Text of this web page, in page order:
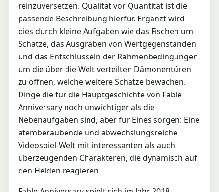
reinzuversetzen. Qualität vor Quantität ist die
passende Beschreibung hierfür. Ergänzt wird
dies durch kleine Aufgaben wie das Fischen um
Schätze, das Ausgraben von Wertgegenständen
und das Entschlüsseln der Rahmenbedingungen
um die über die Welt verteilten Dämonentüren
zu öffnen, welche weitere Schätze bewachen.
Dinge die für die Hauptgeschichte von Fable
Anniversary noch unwichtiger als die
Nebenaufgaben sind, aber für Eines sorgen: Eine
atemberaubende und abwechslungsreiche
Videospiel-Welt mit interessanten als auch
überzeugenden Charakteren, die dynamisch auf
den Helden reagieren.